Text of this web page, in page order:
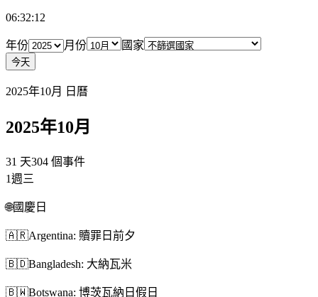
06:32:13
年份 月份 國家
今天
2025年10月 日曆
2025年10月
31 天304 個事件
1週三
🌐國慶日
🇦🇷Argentina: 贖罪日前夕
🇧🇩Bangladesh: 大納瓦米
🇧🇼Botswana: 博茨瓦納日假日